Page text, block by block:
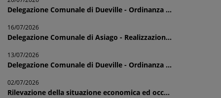
Delegazione Comunale di Dueville - Ordinanza ...
16/07/2026
Delegazione Comunale di Asiago - Realizzazion...
13/07/2026
Delegazione Comunale di Dueville - Ordinanza ...
02/07/2026
Rilevazione della situazione economica ed occ...